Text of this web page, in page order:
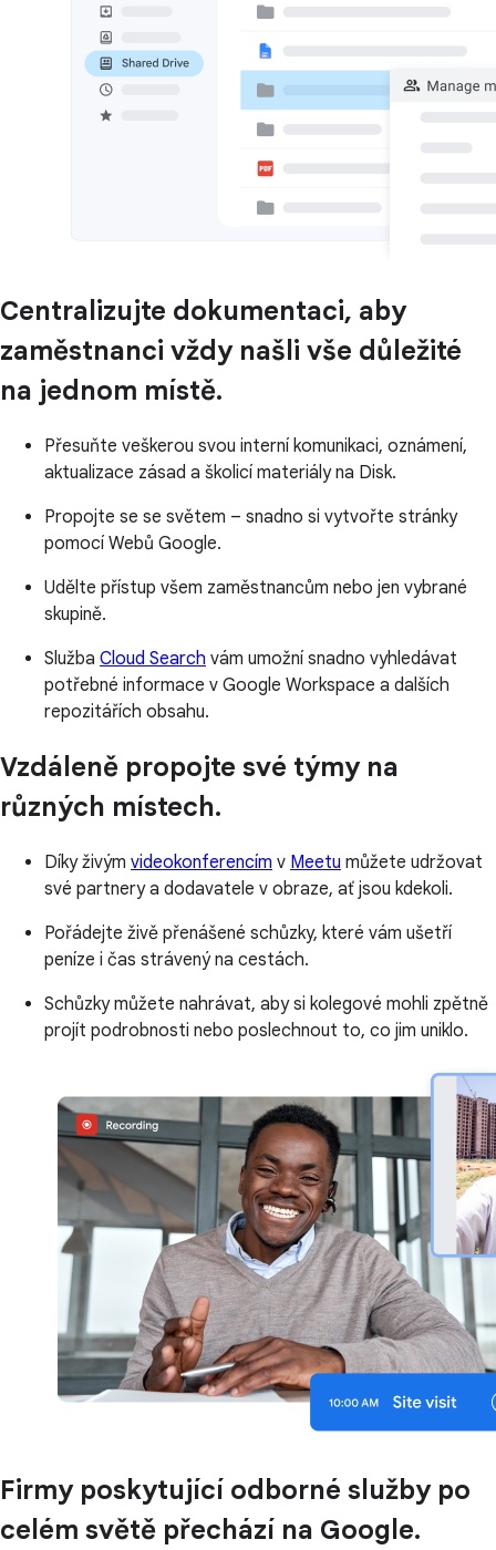
Centralizujte dokumentaci, aby
zaměstnanci vždy našli vše důležité
na jednom místě.
Přesuňte veškerou svou interní komunikaci, oznámení,
aktualizace zásad a školicí materiály na Disk.
Propojte se se světem – snadno si vytvořte stránky
pomocí Webů Google.
Udělte přístup všem zaměstnancům nebo jen vybrané
skupině.
Služba Cloud Search vám umožní snadno vyhledávat
potřebné informace v Google Workspace a dalších
repozitářích obsahu.
Vzdáleně propojte své týmy na
různých místech.
Díky živým videokonferencím v Meetu můžete udržovat
své partnery a dodavatele v obraze, ať jsou kdekoli.
Pořádejte živě přenášené schůzky, které vám ušetří
peníze i čas strávený na cestách.
Schůzky můžete nahrávat, aby si kolegové mohli zpětně
projít podrobnosti nebo poslechnout to, co jim uniklo.
Firmy poskytující odborné služby po
celém světě přechází na Google.